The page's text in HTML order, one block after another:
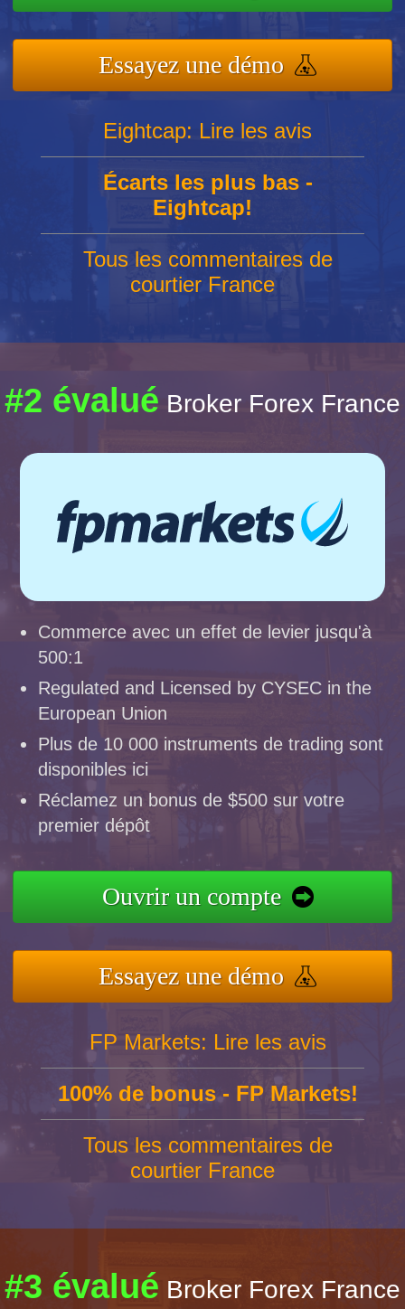
Essayez une démo
Eightcap: Lire les avis
Écarts les plus bas -
Eightcap!
Tous les commentaires de
courtier France
#2 évalué Broker Forex France
Commerce avec un effet de levier jusqu'à
500:1
Regulated and Licensed by CYSEC in the
European Union
Plus de 10 000 instruments de trading sont
disponibles ici
Réclamez un bonus de $500 sur votre
premier dépôt
Ouvrir un compte
Essayez une démo
FP Markets: Lire les avis
100% de bonus - FP Markets!
Tous les commentaires de
courtier France
#3 évalué Broker Forex France